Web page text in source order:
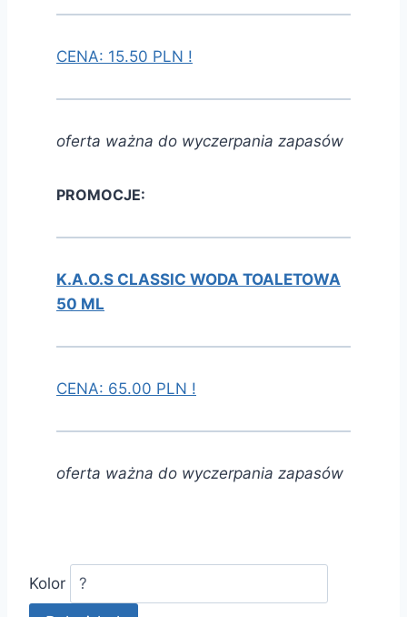
CENA: 15.50 PLN !
oferta ważna do wyczerpania zapasów
PROMOCJE:
K.A.O.S CLASSIC WODA TOALETOWA
50 ML
CENA: 65.00 PLN !
oferta ważna do wyczerpania zapasów
Kolor